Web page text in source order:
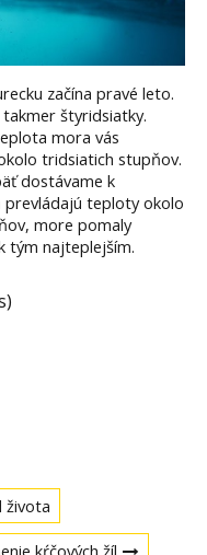
začína pravé leto.
štyridsiatky.
mora vás
tridsiatich stupňov.
dostávame k
prevládajú teploty okolo
more pomaly
tým najteplejším.
života
kŕčových žíl